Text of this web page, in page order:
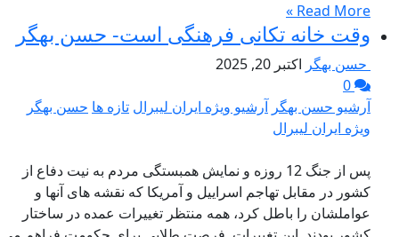
Read More »
وقت خانه تکانی فرهنگی است- حسن بهگر
حسن بهگر اکتبر 20, 2025
آرشیو حسن بهگر آرشیو ویژه ایران لیبرال تازه ها حسن بهگر
ویژه ایران لیبرال
پس از جنگ 12 روزه و نمایش همبستگی مردم به نیت دفاع از
کشور در مقابل تهاجم اسراییل و آمریکا که نقشه های آنها و
عواملشان را باطل کرد، همه منتظر تغییرات عمده در ساختار